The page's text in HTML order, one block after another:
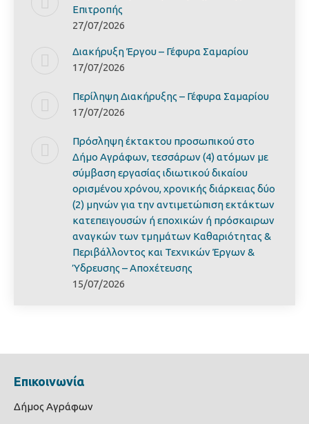
Επιτροπής
27/07/2026
Διακήρυξη Έργoυ – Γέφυρα Σαμαρίoυ
17/07/2026
Περίληψη Διακήρυξης – Γέφυρα Σαμαρίoυ
17/07/2026
Πρόσληψη έκτακτου προσωπικού στο
Δήμο Αγράφων, τεσσάρων (4) ατόμων με
σύμβαση εργασίας ιδιωτικού δικαίου
ορισμένου χρόνου, χρονικής διάρκειας δύο
(2) μηνών για την αντιμετώπιση εκτάκτων
κατεπειγουσών ή εποχικών ή πρόσκαιρων
αναγκών των τμημάτων Καθαριότητας &
Περιβάλλοντος και Τεχνικών Έργων &
Ύδρευσης – Αποχέτευσης
15/07/2026
Επικοινωνία
Δήμος Αγράφων